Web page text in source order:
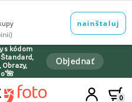
s kódom
Objednať
0